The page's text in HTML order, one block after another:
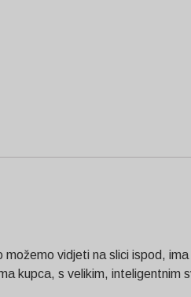
vidjeti na slici ispod,
kupca, s velikim, inteligentnim